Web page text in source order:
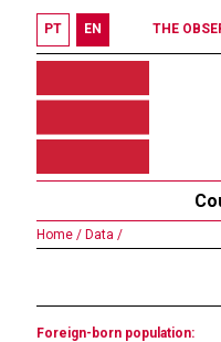
PT EN THE
Home / Data /
Foreign-born population: